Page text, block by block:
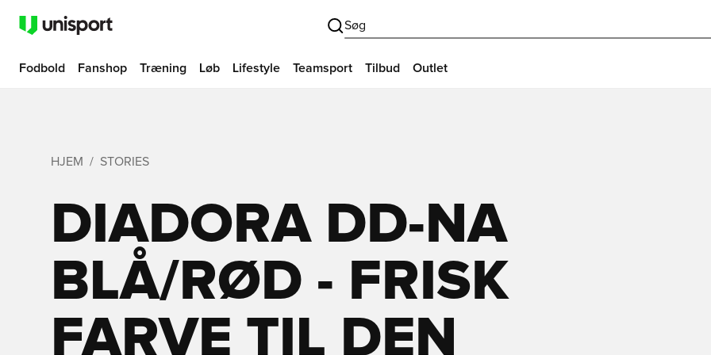
Søg
Fodbold Fanshop Træning Løb Lifestyle Teamsport Tilbud Outlet
HJEM STORIES
DIADORA DD-NA
BLÅ/RØD - FRISK
FARVE TIL DEN